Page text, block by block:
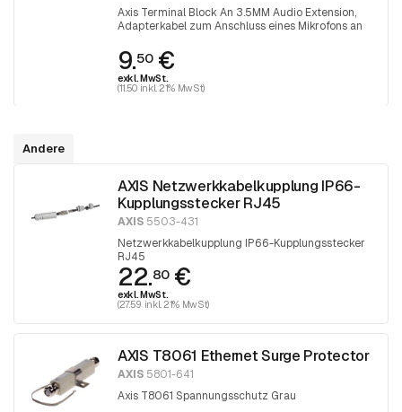
Axis Terminal Block An 3.5MM Audio Extension,
Adapterkabel zum Anschluss eines Mikrofons an
9.50€
exkl. MwSt.
(11.50 inkl. 21% MwSt)
Andere
AXIS Netzwerkkabelkupplung IP66-
Kupplungsstecker RJ45
AXIS 5503-431
Netzwerkkabelkupplung IP66-Kupplungsstecker
RJ45
22.80€
exkl. MwSt.
(27.59 inkl. 21% MwSt)
AXIS T8061 Ethernet Surge Protector
AXIS 5801-641
Axis T8061 Spannungsschutz Grau